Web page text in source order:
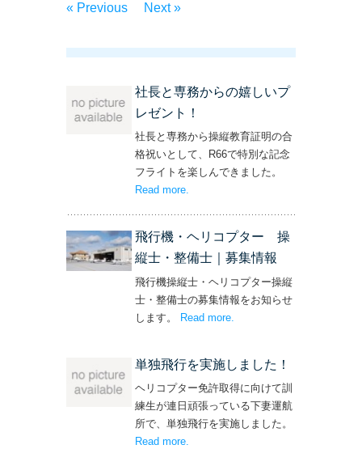
« Previous Next »
社長と専務からの嬉しいプ
レゼント！
社長と専務から操縦教育証明の合
格祝いとして、R66で特別な記念
フライトを楽しんできました。
Read more– ‘社長と専務からの嬉しいプレゼン
.
飛行機・ヘリコプター 操
縦士・整備士｜募集情報
飛行機操縦士・ヘリコプター操縦
士・整備士の募集情報をお知らせ
します。
Read more
単独飛行を実施しました！
ヘリコプター免許取得に向けて訓
練生が連日頑張っている下妻運航
所で、単独飛行を実施しました。
Read more– ‘単独飛行を実施しました！’
.